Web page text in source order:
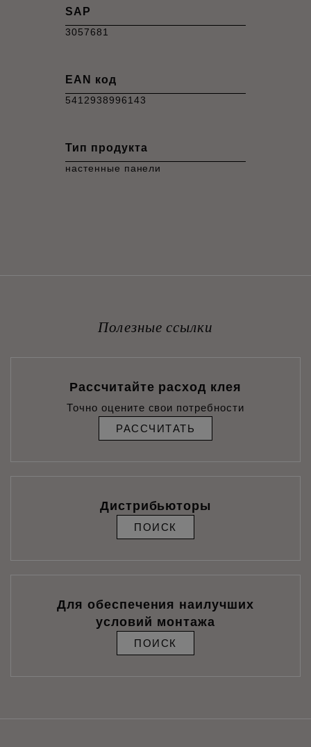
SAP
3057681
EAN код
5412938996143
Тип продукта
настенные панели
Полезные ссылки
Рассчитайте расход клея
Точно оцените свои потребности
РАССЧИТАТЬ
Дистрибьюторы
ПОИСК
Для обеспечения наилучших
условий монтажа
ПОИСК